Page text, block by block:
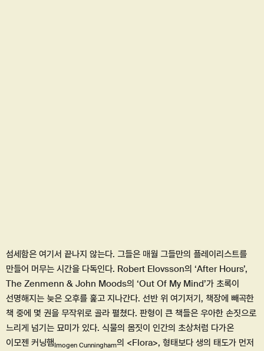
섬세함은 여기서 끝나지 않는다. 그들은 매월 그들만의 플레이리스트를
만들어 머무는 시간을 다독인다. Robert Elovsson의 ‘After Hours’,
The Zenmenn & John Moods의 ‘Out Of My Mind’가 초록이
선명해지는 늦은 오후를 훑고 지나간다. 선반 위 여기저기, 책장에 빼곡한
책 중에 몇 권을 무작위로 골라 펼쳤다. 판형이 큰 책들은 우아한 손짓으로
느리게 넘기는 묘미가 있다. 식물의 몸짓이 인간의 초상처럼 다가온
이모젠 커닝햄Imogen Cunningham의 <Flora>, 형태보다 생의 태도가 먼저